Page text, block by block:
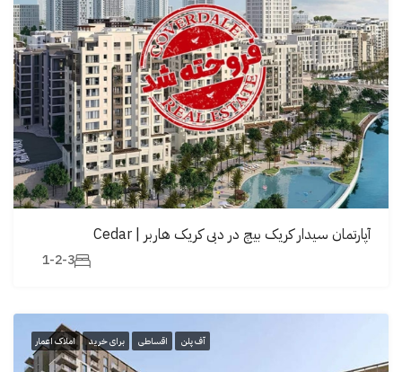
آپارتمان سیدار کریک بیچ در دبی کریک هاربر | Cedar
1-2-3
آف پلن اقساطی برای خرید املاک اعمار